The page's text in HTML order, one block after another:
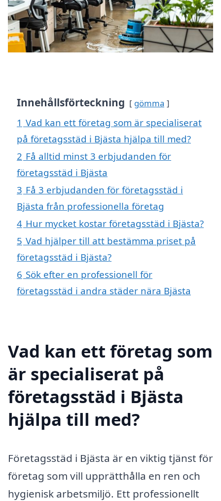
Innehållsförteckning gömma
1 Vad kan ett företag som är specialiserat
på företagsstäd i Bjästa hjälpa till med?
2 Få alltid minst 3 erbjudanden för
företagsstäd i Bjästa
3 Få 3 erbjudanden för företagsstäd i
Bjästa från professionella företag
4 Hur mycket kostar företagsstäd i Bjästa?
5 Vad hjälper till att bestämma priset på
företagsstäd i Bjästa?
6 Sök efter en professionell för
företagsstäd i andra städer nära Bjästa
Vad kan ett företag som
är specialiserat på
företagsstäd i Bjästa
hjälpa till med?
Företagsstäd i Bjästa är en viktig tjänst för
företag som vill upprätthålla en ren och
hygienisk arbetsmiljö. Ett professionellt